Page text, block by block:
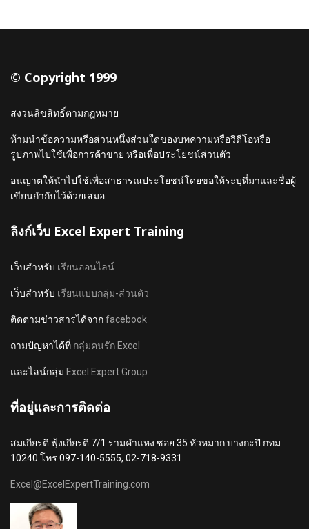
© Copyright 1999
สงวนลิขสิทธิ์ตามกฎหมาย
ห้ามนำข้อความหรือส่วนหนึ่งส่วนใดของบทความหรือวิดีโอหรือ
รูปภาพไปใช้เพื่อการค้าขาย หรือเพื่อประโยชน์ส่วนตัว
อนญาตให้นำไปใช้เพื่อสาธารณประโยชน์โดยขอให้ระบุที่มาและชื่อผู้
เขียนกำกับไว้ด้วยเสมอ
ลิงก์เว็บ Excel Expert Training
เว็บสำหรับ เรียนออนไลน์
เว็บสำหรับ เรียนแบบกลุ่ม-ส่วนตัว
ติดตามข่าวสารได้จากfacebook
ถามปัญหาได้ที่ กลุ่มคนรัก Excel
และไลน์กลุ่ม Excel Expert Group
ที่อยู่และการติดต่อ
สมเกียรติ ฟุ้งเกียรติ 7/1 รามคำแหง ซอย 35 หัวหมาก บางกะปิ กทม
10240 โทร 097-140-5555, 02-718-9331
Excel@ExcelExpertTraining.com